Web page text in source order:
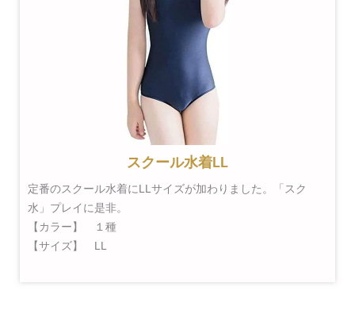
スクール水着LL
定番のスクール水着にLLサイズが加わりました。「スク
水」プレイに是非。
【カラー】 １種
【サイズ】 LL